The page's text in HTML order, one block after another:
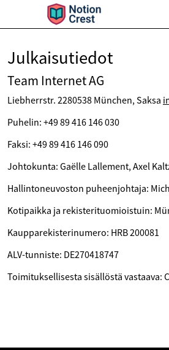
Julkaisutiedot
Team Internet AG
Liebherrstr. 2280538 München, Saksa
Puhelin: +49 89 416 146 030
Faksi: +49 89 416 146 090
Johtokunta: Gaëlle Lallement, Axel
Hallintoneuvoston puheenjohtaja:
Kotipaikka ja rekisterituomioistuin:
Kaupparekisterinumero: HRB 200081
ALV-tunniste: DE270418747
Toimituksellisesta sisällöstä vastaava: